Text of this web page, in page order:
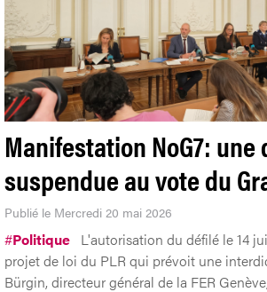
Manifestation NoG7: une
suspendue au vote du
Publié le Mercredi 20 mai 2026
#Politique L'autorisation du défilé le 14
projet de loi du PLR qui prévoit une
Bürgin, directeur général de la FER